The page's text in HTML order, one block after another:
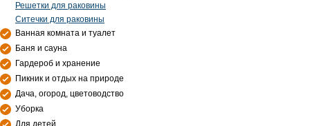
Решетки для раковины
Ситечки для раковины
Ванная комната и туалет
Баня и сауна
Гардероб и хранение
Пикник и отдых на природе
Дача, огород, цветоводство
Уборка
Для детей